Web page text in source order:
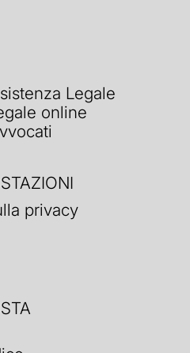
Legale
online
privacy